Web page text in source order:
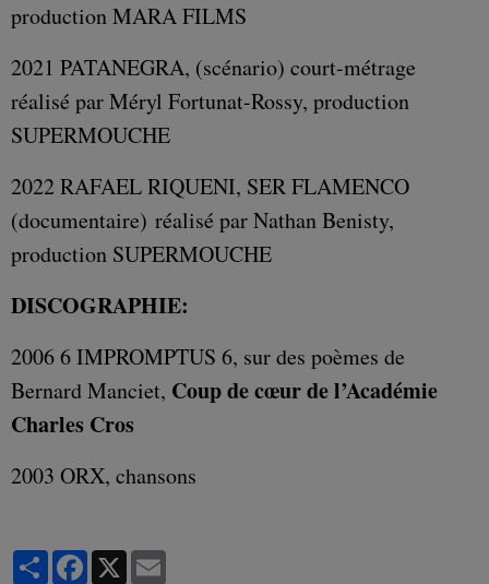
production MARA FILMS
2021 PATANEGRA, (scénario) court-métrage
réalisé par Méryl Fortunat-Rossy, production
SUPERMOUCHE
2022 RAFAEL RIQUENI, SER FLAMENCO
(documentaire) réalisé par Nathan Benisty,
production SUPERMOUCHE
DISCOGRAPHIE:
2006 6 IMPROMPTUS 6, sur des poèmes de
Bernard Manciet, Coup de cœur de l’Académie
Charles Cros
2003 ORX, chansons
PartagerFacebook
X